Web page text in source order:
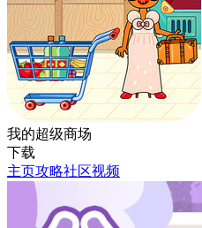
我的超级商场
下载
主页攻略社区视频